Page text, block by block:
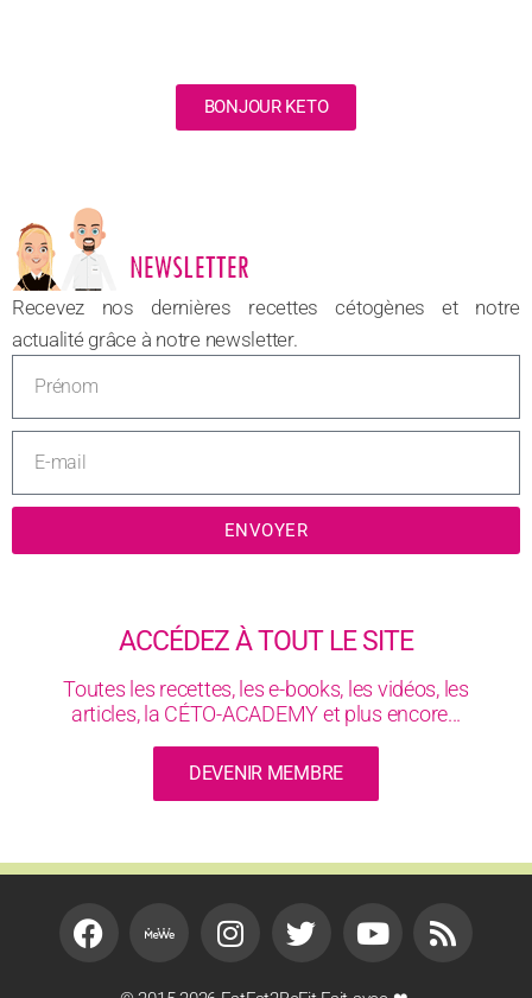
BONJOUR KETO
NOUVEAU
Recevez nos dernières recettes cétogènes et notre
actualité grâce à notre newsletter.
ENVOYER
ACCÉDEZ À TOUT LE SITE
Toutes les recettes, les e-books, les vidéos, les
articles, la CÉTO-ACADEMY et plus encore...
DEVENIR MEMBRE